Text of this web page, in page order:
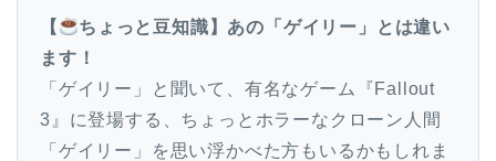
【
ちょっと豆知識】あの「ゲイリー」とは違い
ます！
「ゲイリー」と聞いて、有名なゲーム『Fallout
3』に登場する、ちょっとホラーなクローン人間
「ゲイリー」を思い浮かべた方もいるかもしれま